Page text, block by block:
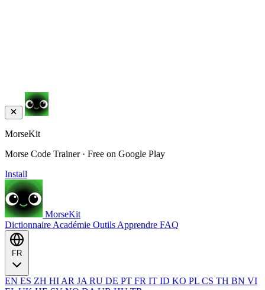
MorseKit
Morse Code Trainer · Free on Google Play
Install
MorseKit
Dictionnaire Académie Outils Apprendre FAQ
EN ES ZH HI AR JA RU DE PT FR IT ID KO PL CS TH BN VI